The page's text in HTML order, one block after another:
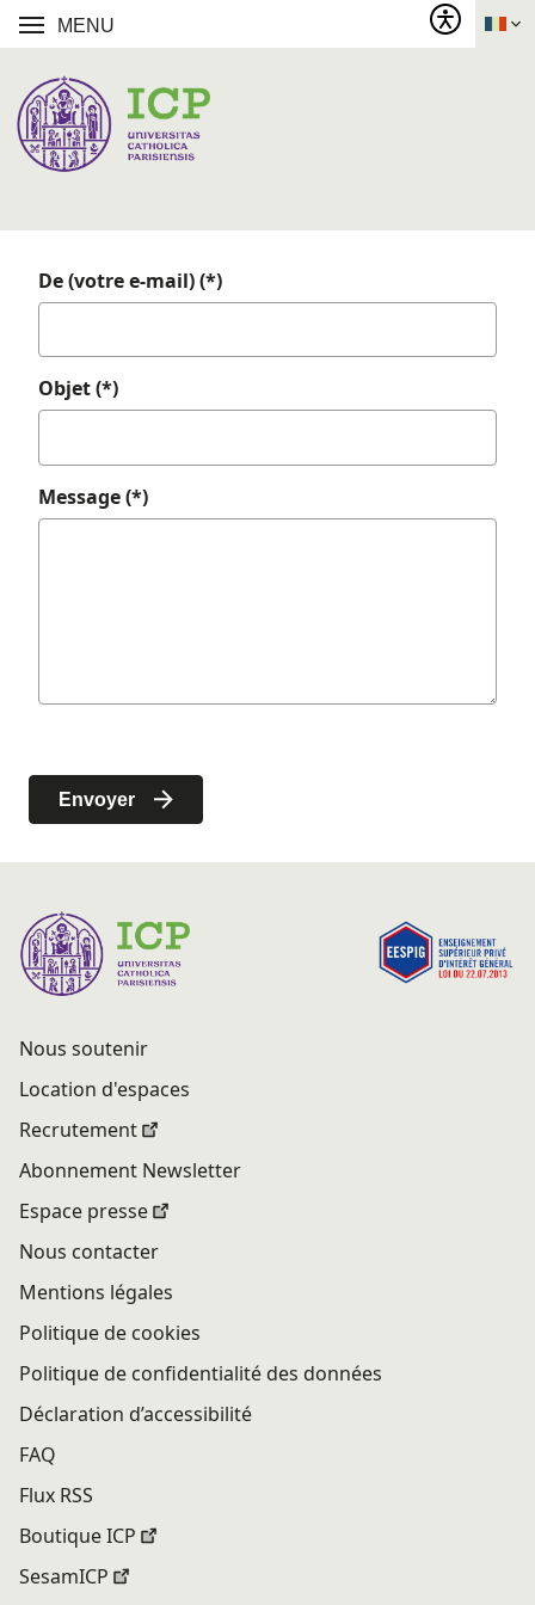
MENU
De (votre e-mail) (*)
Objet (*)
Message (*)
Nous soutenir
Location d'espaces
Recrutement
Abonnement Newsletter
Espace presse
Nous contacter
Mentions légales
Politique de cookies
Politique de confidentialité des données
Déclaration d’accessibilité
FAQ
Flux RSS
Boutique ICP
SesamICP